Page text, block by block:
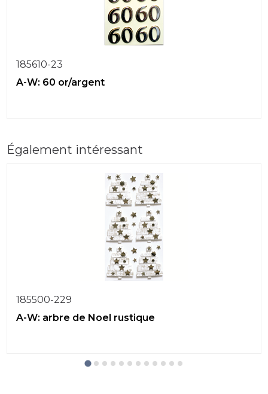
185610-23
A-W: 60 or/argent
Également intéressant
185500-229
A-W: arbre de Noel rustique